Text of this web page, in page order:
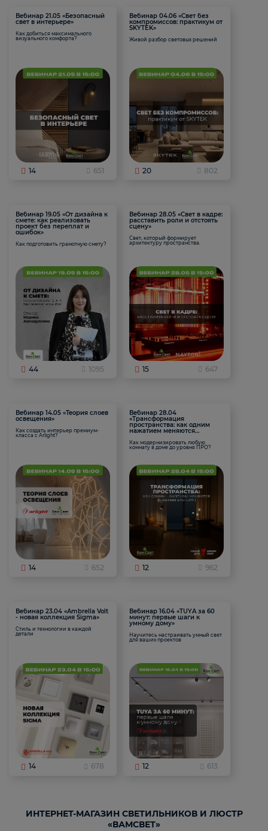
Вебинар 21.05 «Безопасный
свет в интерьере»
Как добиться максимального
визуального комфорта?
14 651
Вебинар 04.06 «Свет без
компромиссов: практикум от
SKYTEK»
Живой разбор световых решений
20 802
Вебинар 19.05 «От дизайна к
смете: как реализовать
проект без переплат и
ошибок»
Как подготовить грамотную смету?
44 1095
Вебинар 28.05 «Свет в кадре:
расставить роли и отстоять
сцену»
Свет, который формирует
архитектуру пространства.
15 647
Вебинар 14.05 «Теория слоев
освещения»
Как создать интерьер премиум-
класса с Arlight?
14 652
Вебинар 28.04
«Трансформация
пространства: как одним
нажатием меняются
Как модернизировать любую
комнату в доме до уровня ПРО?
12 962
Вебинар 23.04 «Ambrella Volt
- новая коллекция Sigma»
Стиль и технологии в каждой
детали
14 678
Вебинар 16.04 «TUYA за 60
минут: первые шаги к
умному дому»
Научитесь настраивать умный свет
для ваших проектов
12 613
ИНТЕРНЕТ-МАГАЗИН СВЕТИЛЬНИКОВ И ЛЮСТР
«ВАМСВЕТ»